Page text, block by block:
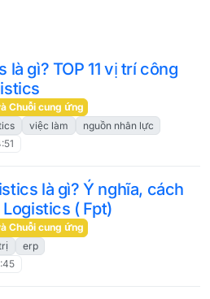
là gì? TOP 11 vị trí công
Chuỗi cung ứng
việc làm
nguồn nhân lực
là gì? Ý nghĩa, cách
( Fpt)
Chuỗi cung ứng
erp